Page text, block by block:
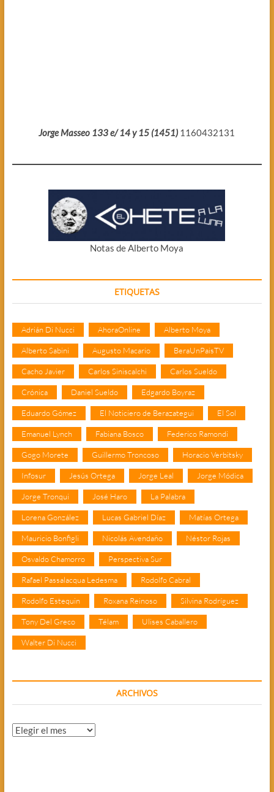
Jorge Masseo 133 e/ 14 y 15 (1451) 1160432131
Notas de Alberto Moya
ETIQUETAS
Adrián Di Nucci AhoraOnline Alberto Moya
Alberto Sabini Augusto Macario BeraUnPaisTV
Cacho Javier Carlos Siniscalchi Carlos Sueldo
Crónica Daniel Sueldo Edgardo Boyraz
Eduardo Gómez El Noticiero de Berazategui El Sol
Emanuel Lynch Fabiana Bosco Federico Ramondi
Gogo Morete Guillermo Troncoso Horacio Verbitsky
Infosur Jesús Ortega Jorge Leal Jorge Módica
Jorge Tronqui José Haro La Palabra
Lorena González Lucas Gabriel Díaz Matías Ortega
Mauricio Bonfigli Nicolás Avendaño Néstor Rojas
Osvaldo Chamorro Perspectiva Sur
Rafael Passalacqua Ledesma Rodolfo Cabral
Rodolfo Estequin Roxana Reinoso Silvina Rodríguez
Tony Del Greco Télam Ulises Caballero
Walter Di Nucci
ARCHIVOS
Archivos